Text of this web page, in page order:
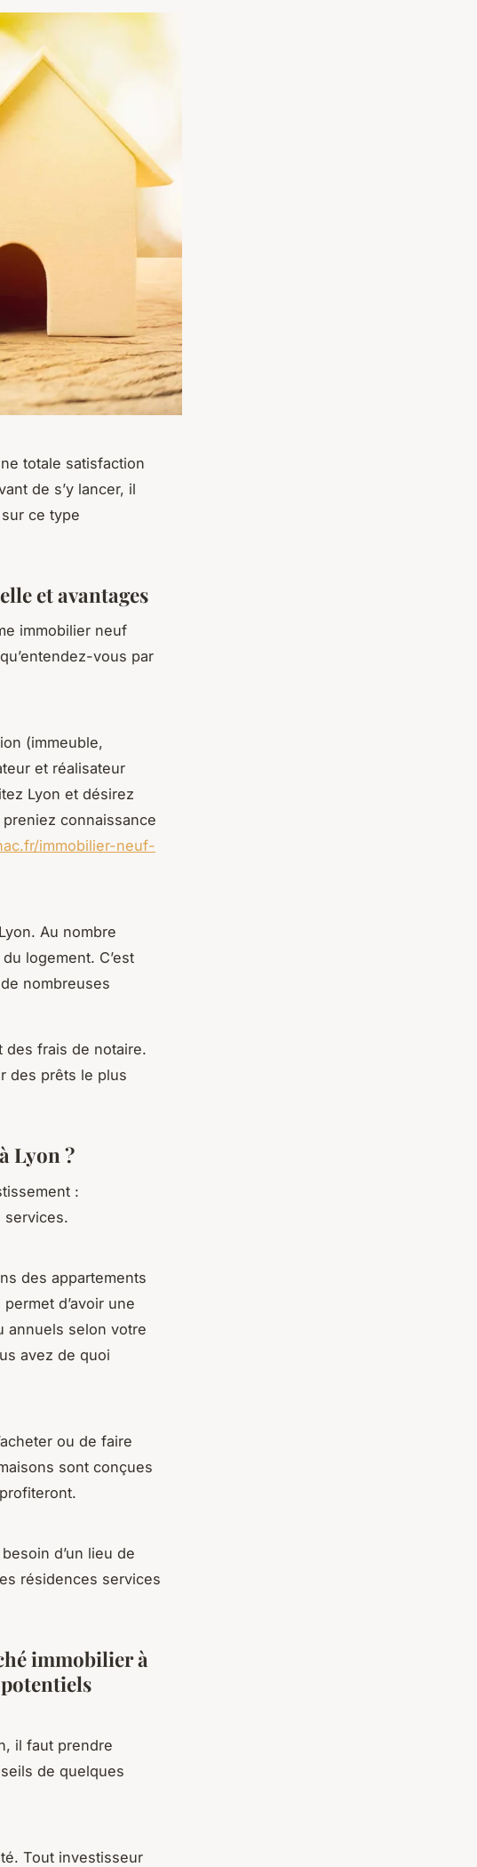
totale satisfaction
de s’y lancer, il
ce type
et avantages
immobilier neuf
vous par
(immeuble,
et réalisateur
Lyon et désirez
connaissance
immobilier-neuf-
Au nombre
logement. C’est
nombreuses
des frais de notaire.
des prêts le plus
Lyon ?
:
services.
appartements
d’avoir une
annuels selon votre
avez de quoi
ou de faire
sont conçues
d’un lieu de
résidences services
immobilier à
faut prendre
de quelques
Tout investisseur